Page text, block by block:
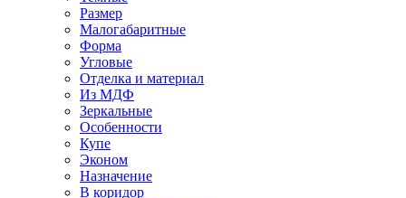
Размер
Малогабаритные
Форма
Угловые
Отделка и материал
Из МДФ
Зеркальные
Особенности
Купе
Эконом
Назначение
В коридор